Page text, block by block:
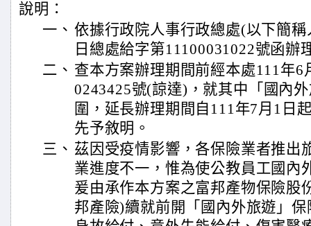
說明：
一、 依據行政院人事行政總處(以下簡
日總處給字第11100031022號函辦
二、 查本方案辦理期間前經本處111年6
0243425號(諒達)，就其中「國內
圍，延長辦理期間自111年7月1日
先予敘明。
三、 茲因受疫情影響，各保險業者推出
業進度不一，惟為使公教員工國內
爰由承作本方案之富邦產物保險股
邦產險)續就前開「國內外旅遊」